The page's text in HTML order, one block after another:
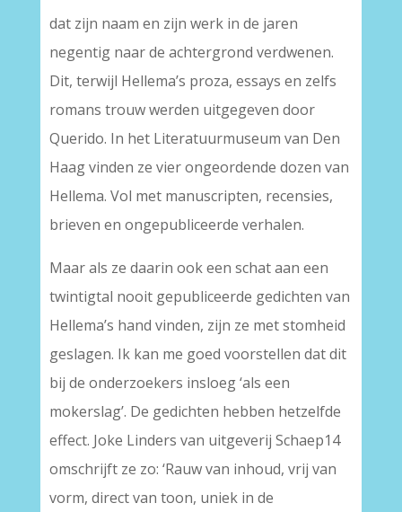
dat zijn naam en zijn werk in de jaren
negentig naar de achtergrond verdwenen.
Dit, terwijl Hellema’s proza, essays en zelfs
romans trouw werden uitgegeven door
Querido. In het Literatuurmuseum van Den
Haag vinden ze vier ongeordende dozen van
Hellema. Vol met manuscripten, recensies,
brieven en ongepubliceerde verhalen.
Maar als ze daarin ook een schat aan een
twintigtal nooit gepubliceerde gedichten van
Hellema’s hand vinden, zijn ze met stomheid
geslagen. Ik kan me goed voorstellen dat dit
bij de onderzoekers insloeg ‘als een
mokerslag’. De gedichten hebben hetzelfde
effect. Joke Linders van uitgeverij Schaep14
omschrijft ze zo: ‘Rauw van inhoud, vrij van
vorm, direct van toon, uniek in de